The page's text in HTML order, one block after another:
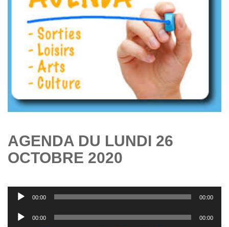
AGENDA DU LUNDI 26
OCTOBRE 2020
Lecteur
audio
00:00 00:00
Lecteur
audio
00:00 00:00